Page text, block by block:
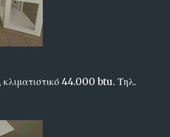
κλιματιστικό 44.000 btu. Τηλ.